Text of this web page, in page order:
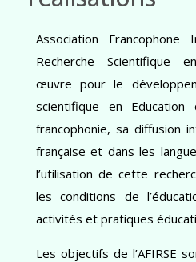
Association Francophone
Recherche Scientifique
œuvre pour le
scientifique en
francophonie, sa diffusion
française et dans les
l’utilisation de cette
les conditions de
activités et pratiques
Les objectifs de l’AFIRSE